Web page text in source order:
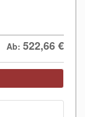
Ab: 522,66€